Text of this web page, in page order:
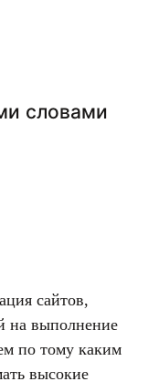
словами
сайтов,
на выполнение
по тому каким
высокие